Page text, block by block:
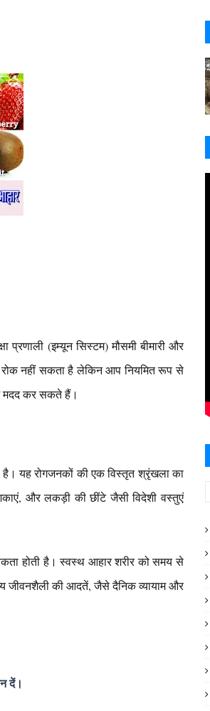
प्रणाली (इम्यून सिस्टम) मौसमी बीमारी और
रोक नहीं सकता है लेकिन आप नियमित रूप से
मदद कर सकते हैं।
है। यह रोगजनकों की एक विस्तृत श्रृंखला का
और लकड़ी की छींटे जैसी विदेशी वस्तुएं
होती है। स्वस्थ आहार शरीर को समय से
जीवनशैली की आदतें, जैसे दैनिक व्यायाम और
दें।